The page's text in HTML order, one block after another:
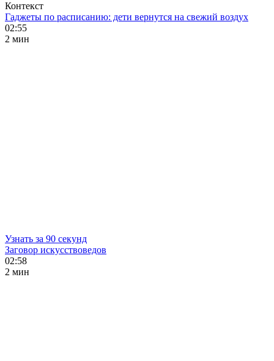
Контекст
Гаджеты по расписанию: дети вернутся на свежий воздух
02:55
2 мин
Узнать за 90 секунд
Заговор искусствоведов
02:58
2 мин